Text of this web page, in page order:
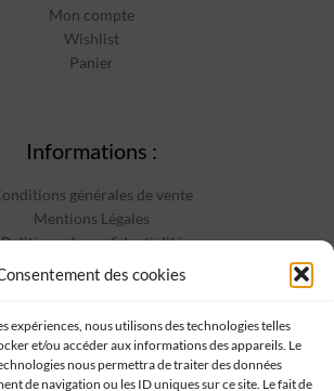
des cookies
expériences, nous utilisons des technologies telles
et/ou accéder aux informations des appareils. Le
nous permettra de traiter des données
de navigation ou les ID uniques sur ce site. Le fait de
Mon compte
Wishlist
Panier
Informations :
générales de vente
Mentions Légales
Politique de confidentialité
Contact
Suivez-nous :